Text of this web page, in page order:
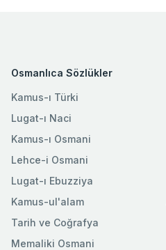
Osmanlıca Sözlükler
Kamus-ı Türki
Lugat-ı Naci
Kamus-ı Osmani
Lehce-i Osmani
Lugat-ı Ebuzziya
Kamus-ul'alam
Tarih ve Coğrafya
Memaliki Osmani